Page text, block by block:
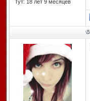
Тут: 18 лет 9 месяцев